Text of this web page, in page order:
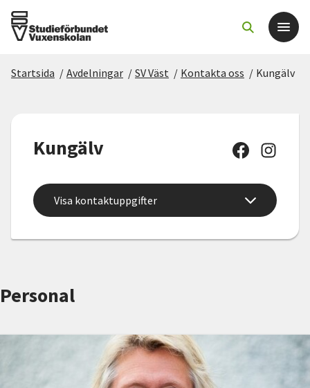
Om SV
Starta studiecirkel
Startsida / Avdelningar / SV Väst / Kontakta oss / Kungälv
Kungälv
Visa kontaktuppgifter
Personal